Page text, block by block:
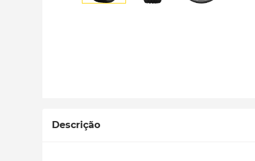
Descrição